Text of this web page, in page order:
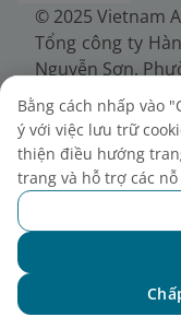
© 2025 Vietnam
Tổng công ty
Nguyễn Sơn,
Điện thoại:
38722375
Giấy chứng
doanh nghiệp
30/6/2010,
24/7/2025, cấp
Bằng cách nhấp vào
ý với việc lưu trữ
thiện điều hướng
trang và hỗ trợ các